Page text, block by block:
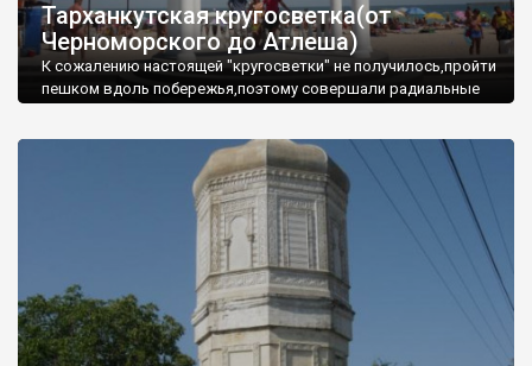
Тарханкутская кругосветка(от
Черноморского до Атлеша)
К сожалению настоящей "кругосветки" не получилось,пройти
пешком вдоль побережья,поэтому совершали радиальные